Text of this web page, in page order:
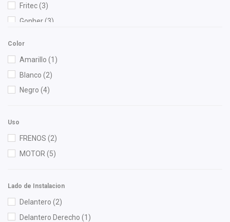
Fritec(3)
Gonher(3)
Shift It (1)
Color
Amarillo (1)
Blanco (2)
Negro (4)
Uso
FRENOS (2)
MOTOR (5)
Lado de Instalacion
Delantero (2)
Delantero Derecho (1)